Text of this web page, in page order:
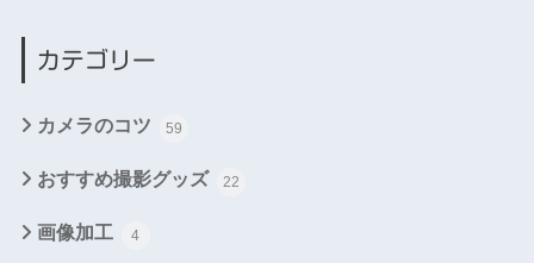
カテゴリー
カメラのコツ 59
おすすめ撮影グッズ 22
画像加工 4